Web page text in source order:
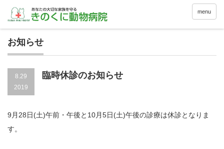
menu
お知らせ
8.29
2019
臨時休診のお知らせ
9月28日(土)午前・午後と10月5日(土)午後の診療は休診となりま
す。